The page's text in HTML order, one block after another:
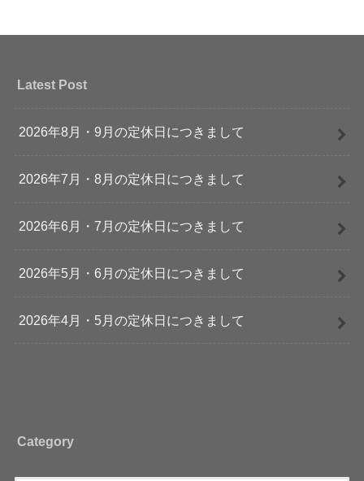
Latest Post
2026年8月・9月の定休日につきまして
2026年7月・8月の定休日につきまして
2026年6月・7月の定休日につきまして
2026年5月・6月の定休日につきまして
2026年4月・5月の定休日につきまして
Category